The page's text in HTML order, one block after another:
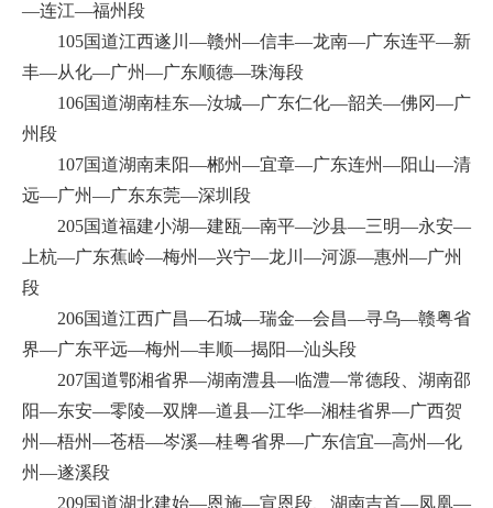
—连江—福州段
105国道江西遂川—赣州—信丰—龙南—广东连平—新
丰—从化—广州—广东顺德—珠海段
106国道湖南桂东—汝城—广东仁化—韶关—佛冈—广
州段
107国道湖南耒阳—郴州—宜章—广东连州—阳山—清
远—广州—广东东莞—深圳段
205国道福建小湖—建瓯—南平—沙县—三明—永安—
上杭—广东蕉岭—梅州—兴宁—龙川—河源—惠州—广州
段
206国道江西广昌—石城—瑞金—会昌—寻乌—赣粤省
界—广东平远—梅州—丰顺—揭阳—汕头段
207国道鄂湘省界—湖南澧县—临澧—常德段、湖南邵
阳—东安—零陵—双牌—道县—江华—湘桂省界—广西贺
州—梧州—苍梧—岑溪—桂粤省界—广东信宜—高州—化
州—遂溪段
209国道湖北建始—恩施—宣恩段、湖南吉首—凤凰—